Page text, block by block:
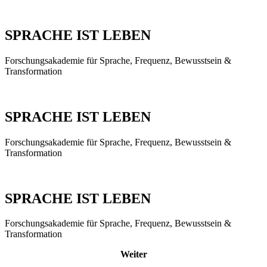
SPRACHE IST LEBEN
Forschungsakademie für Sprache, Frequenz, Bewusstsein &
Transformation
SPRACHE IST LEBEN
Forschungsakademie für Sprache, Frequenz, Bewusstsein &
Transformation
SPRACHE IST LEBEN
Forschungsakademie für Sprache, Frequenz, Bewusstsein &
Transformation
Weiter